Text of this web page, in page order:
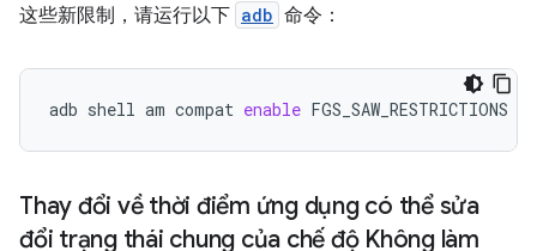
这些新限制，请运行以下 adb 命令：
adb shell am compat enable FGS_SAW_RESTRICTIONS
Thay đổi về thời điểm ứng dụng có thể sửa
đổi trạng thái chung của chế độ Không làm